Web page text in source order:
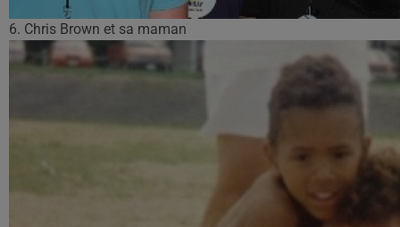
6. Chris Brown et sa maman